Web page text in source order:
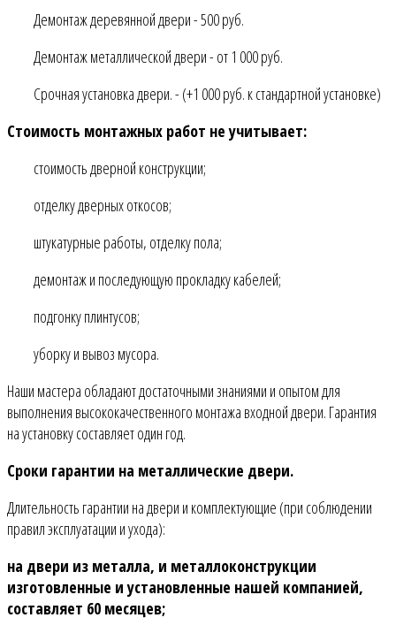
Демонтаж деревянной двери - 500 руб.
Демонтаж металлической двери - от 1 000 руб.
Срочная установка двери. - (+1 000 руб. к стандартной установке)
Стоимость монтажных работ не учитывает:
стоимость дверной конструкции;
отделку дверных откосов;
штукатурные работы, отделку пола;
демонтаж и последующую прокладку кабелей;
подгонку плинтусов;
уборку и вывоз мусора.
Наши мастера обладают достаточными знаниями и опытом для
выполнения высококачественного монтажа входной двери. Гарантия
на установку составляет один год.
Сроки гарантии на металлические двери.
Длительность гарантии на двери и комплектующие (при соблюдении
правил эксплуатации и ухода):
на двери из металла, и металлоконструкции
изготовленные и установленные нашей компанией,
составляет 60 месяцев;